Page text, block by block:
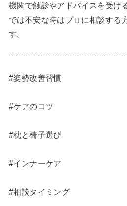
機関で触診やアドバイスを受け
では不安な時はプロに相談する
す。
#姿勢改善習慣
#ケアのコツ
#枕と椅子選び
#インナーケア
#相談タイミング